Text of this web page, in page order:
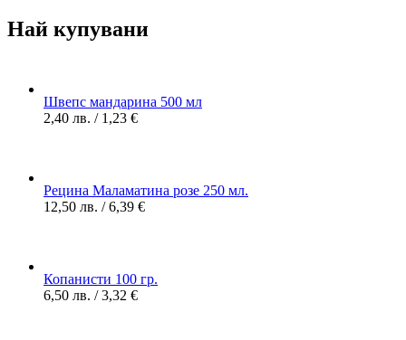
Най купувани
Швепс мандарина 500 мл
2,40 лв. / 1,23 €
Рецина Маламатина розе 250 мл.
12,50 лв. / 6,39 €
Копанисти 100 гр.
6,50 лв. / 3,32 €